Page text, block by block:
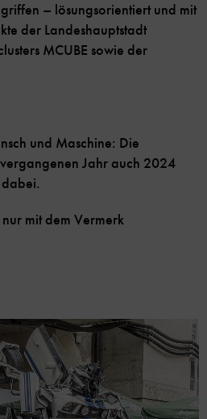
– lösungsorientiert und mit
der Landeshauptstadt
MCUBE sowie der
und Maschine: Die
Jahr auch 2024
mit dem Vermerk